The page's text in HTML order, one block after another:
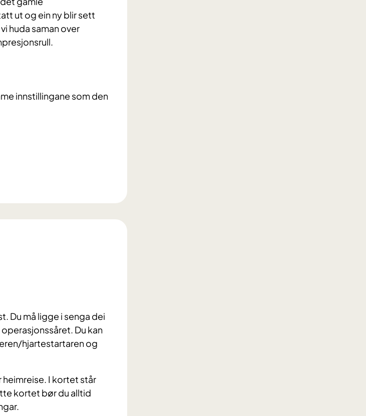
ut og ein ny blir sett
huda saman over
innstillingane som den
Du må ligge i senga dei
Du kan
hjartestartaren og
I kortet står
kortet bør du alltid